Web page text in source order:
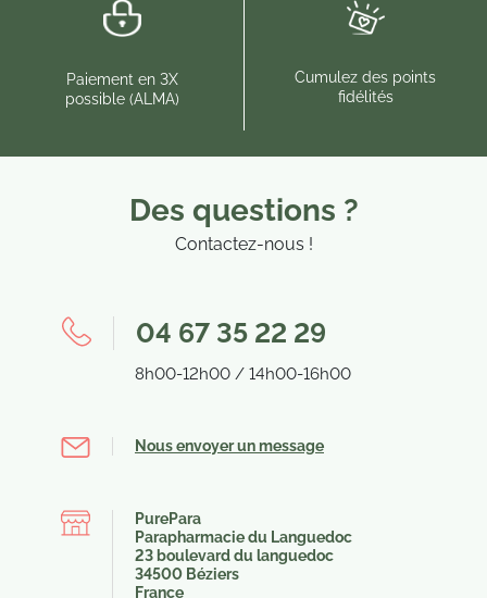
(2 avis)
Paiement en 3X
possible (ALMA)
Cumulez des points
fidélités
Des questions ?
Contactez-nous !
04 67 35 22 29
8h00-12h00 / 14h00-16h00
Nous envoyer un message
PurePara
Parapharmacie du Languedoc
23 boulevard du languedoc
34500 Béziers
France